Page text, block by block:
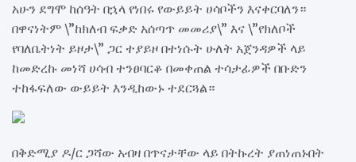
አሁን ደግሞ ከሰዓት በኋላ የነበሩ የውይይት ሀሳቦችን እናቀርባለን።
በዋናነትም \”ከክለብ ፍቃድ አሰጣጥ መመሪያ\” እና \”የክለቦች
የባለቤትነት ይዞታ\” ጋር ተያይዞ በተነሱት ሁለት አጀንዳዎች ላይ
ከመድረኩ መነሻ ሀሳብ ተንፀባርቆ በመቀጠል ተሳታፊዎች በቡድን
ተከፋፍለው ውይይት እንዲከውኑ ተደርጓል።
በቅድሚያ ዶ/ር ጋሻው አብዛ በጥናታቸው ላይ በትኩረት ያጠነጠኑበት